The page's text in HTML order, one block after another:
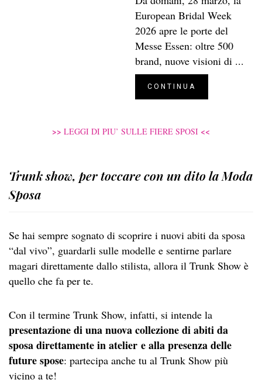
European Bridal Week
2026 apre le porte del
Messe Essen: oltre 500
brand, nuove visioni di ...
CONTINUA
>> LEGGI DI PIU’ SULLE FIERE SPOSI <<
Trunk show, per toccare con un dito la Moda
Sposa
Se hai sempre sognato di scoprire i nuovi abiti da sposa
“dal vivo”, guardarli sulle modelle e sentirne parlare
magari direttamente dallo stilista, allora il Trunk Show è
quello che fa per te.
Con il termine Trunk Show, infatti, si intende la
presentazione di una nuova collezione di abiti da
sposa direttamente in atelier e alla presenza delle
future spose: partecipa anche tu al Trunk Show più
vicino a te!